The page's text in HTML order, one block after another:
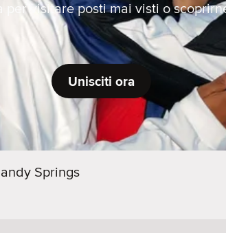
per visitare posti mai visti o
Unisciti ora
Springs